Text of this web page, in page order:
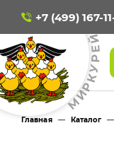
+7 (499) 167-
МИ
Р
К
У
Р
Е
Й
Главная — Каталог —